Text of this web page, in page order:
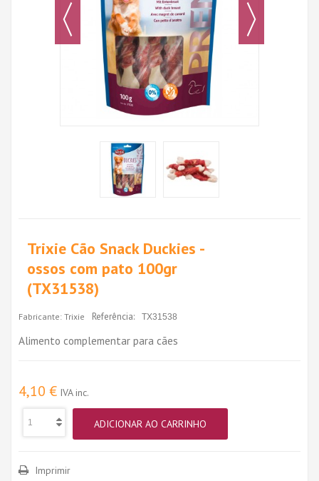
Trixie Cão Snack Duckies -
ossos com pato 100gr
(TX31538)
Fabricante: Trixie Referência: TX31538
Alimento complementar para cães
4,10 € IVA inc.
ADICIONAR AO CARRINHO
Imprimir